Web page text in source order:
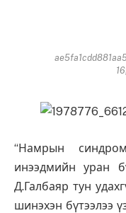
“Намрын
инээдмийн уран
Д.Галбаяр тун
шинэхэн бүтээлээ